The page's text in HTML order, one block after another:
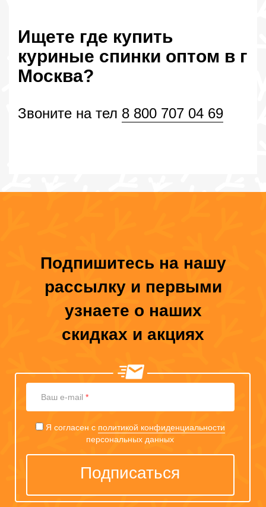
Ищете где купить
куриные спинки оптом в г
Москва?
Звоните на тел 8 800 707 04 69
Подпишитесь на нашу
рассылку и первыми
узнаете о наших
скидках и акциях
mail
Ваш e-mail *
Я согласен с политикой конфиденциальности
персональных данных
Подписаться